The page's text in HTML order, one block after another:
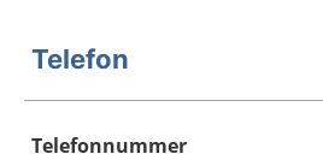
Telefon
Telefonnummer